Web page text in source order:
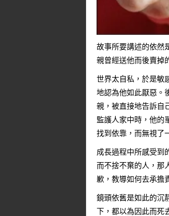
故事所要講述的依然
親曾經送他而後賣掉
世界太自私，於是敏
地認為他如此厭惡。
親，被直接地告訴自
監護人家中時，他的
找到依靠，而無視了
成長過程中所感受到
而不捨不棄的人，那
歉，教導如何去承擔
鏡頭依舊是如此的沉
下，都以為因此而死